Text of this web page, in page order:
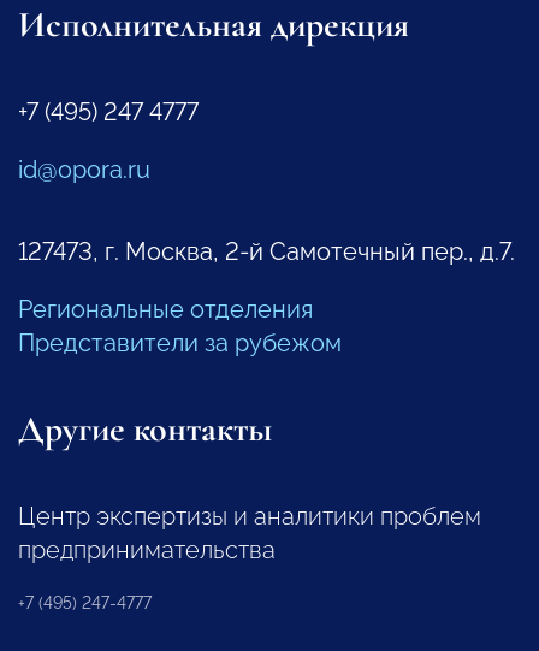
Исполнительная дирекция
+7 (495) 247 4777
id@opora.ru
127473, г. Москва, 2-й Самотечный пер., д.7.
Региональные отделения
Представители за рубежом
Другие контакты
Центр экспертизы и аналитики проблем
предпринимательства
+7 (495) 247-4777